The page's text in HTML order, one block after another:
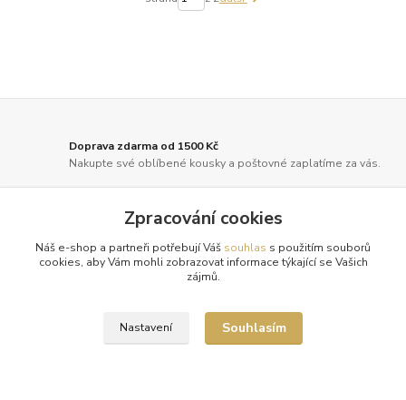
Doprava zdarma od 1500 Kč
Nakupte své oblíbené kousky a poštovné zaplatíme za vás.
Vaše objednávky balíme s maximální péčí a odesíláme 2x
Tradice a spolehlivost
Zpracování cookies
Náš e-shop a partneři potřebují Váš souhlas s použitím souborů
cookies, aby Vám mohli zobrazovat informace týkající se Vašich
zájmů.
Nastavení Souhlasím